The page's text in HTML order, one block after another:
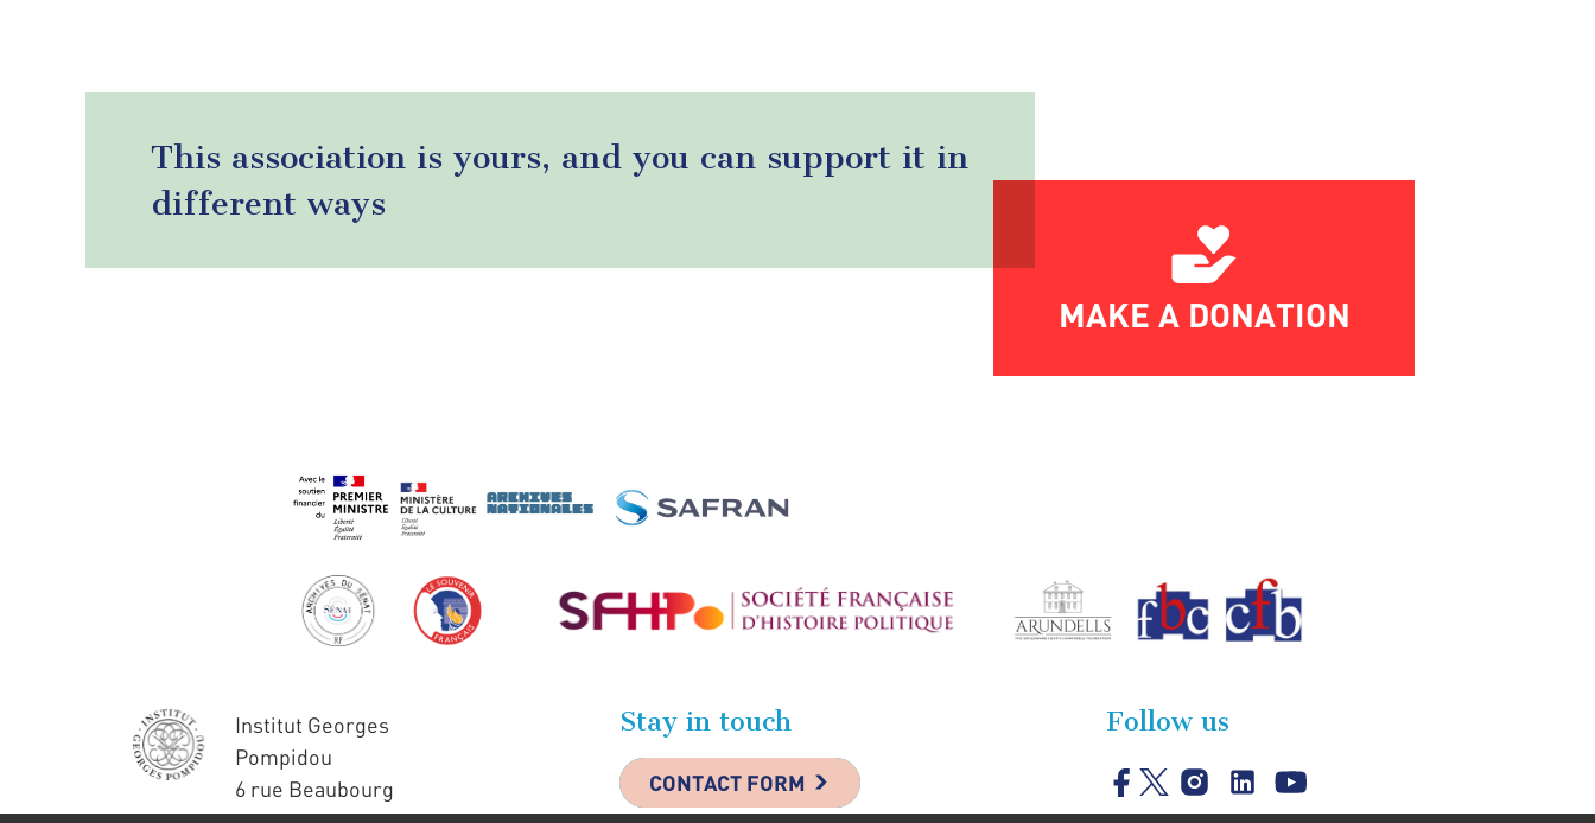
This association is yours, and you can support it in
different ways
MAKE A DONATION
Institut Georges
Pompidou
6 rue Beaubourg
Stay in touch
CONTACT FORM
Follow us